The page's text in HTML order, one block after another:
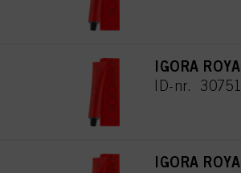
IGORA
ID-nr.
IGORA